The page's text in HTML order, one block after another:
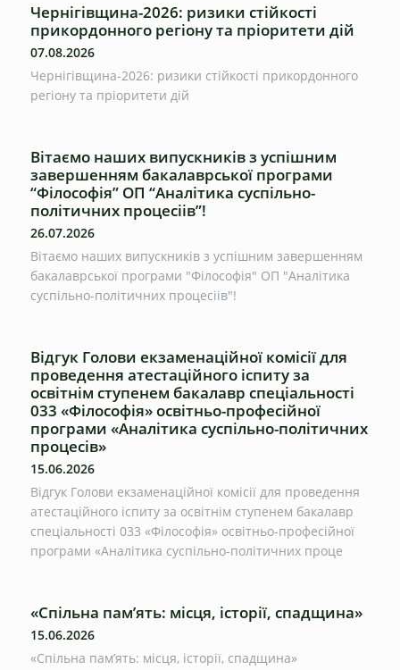
Чернігівщина-2026: ризики стійкості
прикордонного регіону та пріоритети дій
07.08.2026
Чернігівщина-2026: ризики стійкості прикордонного
регіону та пріоритети дій
Вітаємо наших випускників з успішним
завершенням бакалаврської програми
“Філософія” ОП “Аналітика суспільно-
політичних процесіів”!
26.07.2026
Вітаємо наших випускників з успішним завершенням
бакалаврської програми "Філософія" ОП "Аналітика
суспільно-політичних процесіів"!
Відгук Голови екзаменаційної комісії для
проведення атестаційного іспиту за
освітнім ступенем бакалавр спеціальності
033 «Філософія» освітньо-професійної
програми «Аналітика суспільно-політичних
процесів»
15.06.2026
Відгук Голови екзаменаційної комісії для проведення
атестаційного іспиту за освітнім ступенем бакалавр
спеціальності 033 «Філософія» освітньо-професійної
програми «Аналітика суспільно-політичних проце
«Спільна пам’ять: місця, історії, спадщина»
15.06.2026
«Спільна пам’ять: місця, історії, спадщина»